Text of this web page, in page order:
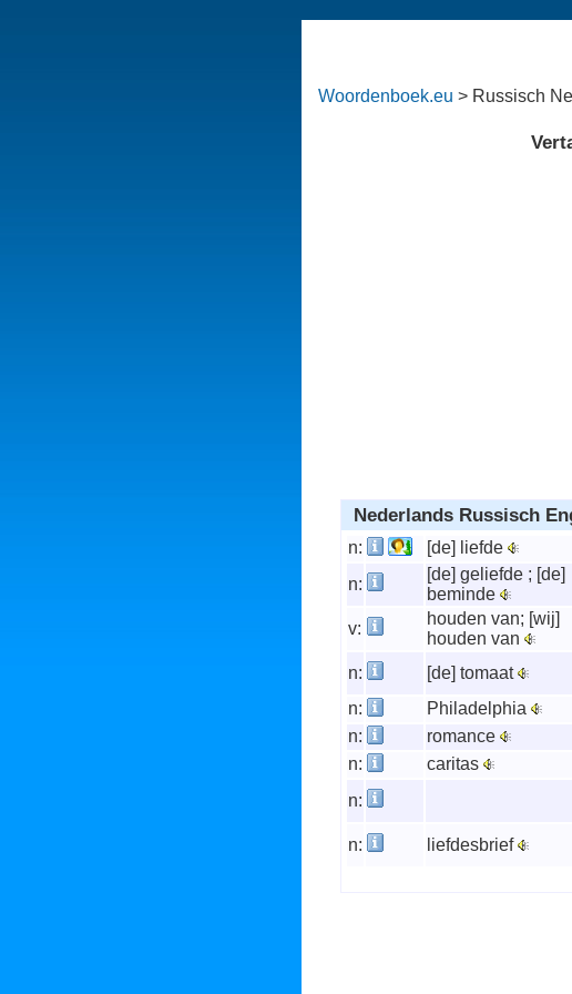
Woordenboek.eu > Russisch
Nederlands Russisch
n: [de] liefde
n:
[de] geliefde ; [de]
beminde
v:
houden van; [wij]
houden van
n: [de] tomaat
n:
Philadelphia
n:
romance
n:
caritas
n:
n: liefdesbrief